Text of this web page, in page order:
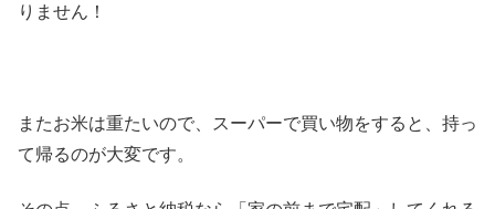
りません！
またお米は重たいので、スーパーで買い物をすると、持っ
て帰るのが大変です。